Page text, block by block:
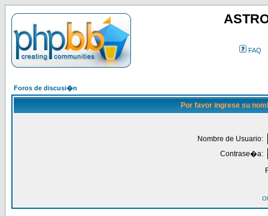
FAQ
Foros de discusi�n
Por favor ingrese su
Nombre de Usuario:
Contrase�a: